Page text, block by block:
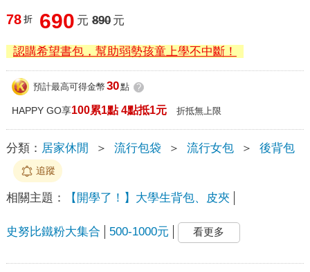
78 折 690 元 890 元
認購希望書包，幫助弱勢孩童上學不中斷！
預計最高可得金幣 30點 ?
HAPPY GO享100累1點 4點抵1元 折抵無上限
分類： 居家休閒 ＞ 流行包袋 ＞ 流行女包 ＞ 後背包
追蹤
相關主題： 【開學了！】大學生背包、皮夾
史努比鐵粉大集合 500-1000元 看更多